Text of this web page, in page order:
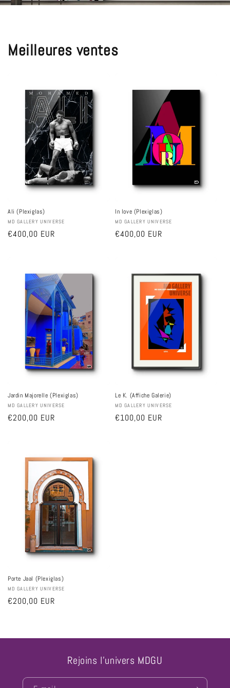
Meilleures ventes
Ali (Plexiglas)
Fournisseur :
MD GALLERY UNIVERSE
Prix
€400,00 EUR
In love (Plexiglas)
Fournisseur :
MD GALLERY UNIVERSE
Prix
€400,00 EUR
Jardin Majorelle (Plexiglas)
Fournisseur :
MD GALLERY UNIVERSE
Prix
€200,00 EUR
Le K. (Affiche Galerie)
Fournisseur :
MD GALLERY UNIVERSE
Prix
€100,00 EUR
Porte Jaal (Plexiglas)
Fournisseur :
MD GALLERY UNIVERSE
Prix
€200,00 EUR
Rejoins l'univers MDGU